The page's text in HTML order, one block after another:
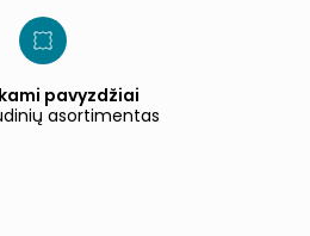
pavyzdžiai
asortimentas